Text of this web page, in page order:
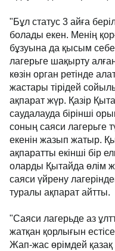
"Бұл статус 3 айға
болады екен. Менің
бұзуына да қысым
лагерьге шақырту
көзін орган ретінде
жастары тірідей
ақпарат жүр. Қазір
саудалауда бірінші
соның саяси лагерьге
екенін жазып жатыр.
ақпаратты екінші бір
оларды Қытайда өлім
саяси үйрену
туралы ақпарат айтты.
"Саяси лагерьде аз
жатқан қорлығын
Жап-жас өрімдей